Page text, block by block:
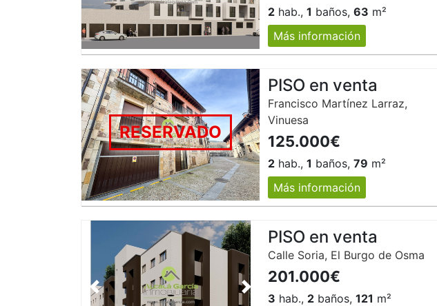
2 hab.,1 baños,63 m²
Más información
RESERVADO
PISO en venta
Francisco Martínez Larraz,
Vinuesa
125.000€
2 hab.,1 baños,79 m²
Más información
Anterior Siguiente
PISO en venta
Calle Soria, El Burgo de Osma
201.000€
3 hab., 2 baños,121 m²